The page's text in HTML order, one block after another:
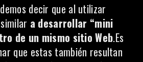
decir que al utilizar
a desarrollar “mini
de un mismo sitio Web.Es
que estas también resultan